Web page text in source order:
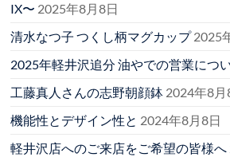
IX〜 2025年8月8日
清水なつ子 つくし柄マグカップ2025
2025年軽井沢追分 油やでの営業につ
工藤真人さんの志野朝顔鉢 2024年8月
機能性とデザイン性と 2024年8月8日
軽井沢店へのご来店をご希望の皆様へ